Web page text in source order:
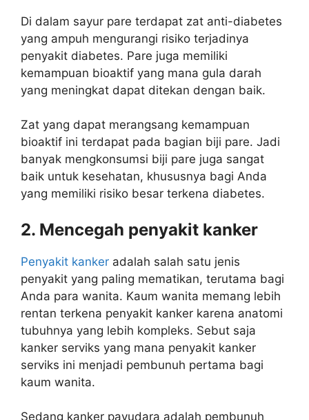
Di dalam sayur pare terdapat zat anti-diabetes
yang ampuh mengurangi risiko terjadinya
penyakit diabetes. Pare juga memiliki
kemampuan bioaktif yang mana gula darah
yang meningkat dapat ditekan dengan baik.
Zat yang dapat merangsang kemampuan
bioaktif ini terdapat pada bagian biji pare. Jadi
banyak mengkonsumsi biji pare juga sangat
baik untuk kesehatan, khususnya bagi Anda
yang memiliki risiko besar terkena diabetes.
2. Mencegah penyakit kanker
Penyakit kanker adalah salah satu jenis
penyakit yang paling mematikan, terutama bagi
Anda para wanita. Kaum wanita memang lebih
rentan terkena penyakit kanker karena anatomi
tubuhnya yang lebih kompleks. Sebut saja
kanker serviks yang mana penyakit kanker
serviks ini menjadi pembunuh pertama bagi
kaum wanita.
Sedang kanker payudara adalah pembunuh